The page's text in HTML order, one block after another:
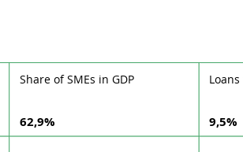
Share of SMEs in GDP
9,5%
62,9%